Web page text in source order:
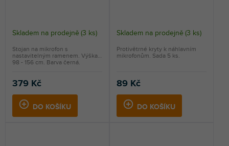
Skladem na prodejně (3 ks)
379 Kč
DO KOŠÍKU
Stojan na mikrofon s
nastavitelným ramenem. Výška
98 - 156 cm. Barva černá.
Skladem na prodejně (3 ks)
89 Kč
DO KOŠÍKU
Protivětrné kryty k náhlavním
mikrofonům. Sada 5 ks.